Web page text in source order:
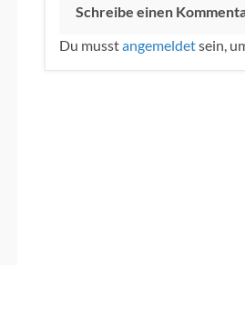
Schreibe einen
Du musstangemeldetsein,